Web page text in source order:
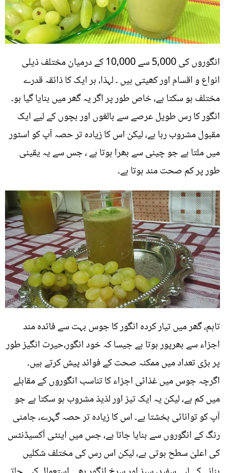
انگوروں کی 5,000 سے 10,000 کے درمیان مختلف ذیلی
انواع و اقسام اور کھیتی ہیں ۔ لہذا، ہر ایک کا ذائقہ قدرے
مختلف ہو سکتا ہے، خاص طور پر اگر یہ گھر میں بنایا گیا ہو۔
انگور کا رس طویل عرصے سے بالغوں اور بچوں کے لیے ایک
مقبول مشروب رہا ہے، لیکن اس کا زیادہ تر حصہ آپ کو اسٹور
میں ملتا ہے جو چینی سے بھرا ہوتا ہے ، جس سے یہ یقینی
طور پر کم صحت مند ہوتا ہے۔
تاہم، گھر میں تیار کردہ انگور کا جوس بہت سے فائدہ مند
اجزاء سے بھرپور ہوتا ہے جیسا کہ خود انگور،حیرت انگیز طور
پر بڑی تعداد میں ممکنہ صحت کے فوائد پیش کرتے ہیں۔
اگرچہ جوس میں غذائی اجزاء کا تناسب انگوروں کے مقابلے
میں کم ہے، لیکن یہ ایک تیز اور لذیذ مشروب ہو سکتا ہے جو
آپ کو توانائی بخشتا ہے۔ اس کا زیادہ تر حصہ گہرے، جامنی
رنگ کے انگوروں سے بنایا جاتا ہے، جس میں اینٹی آکسیڈنٹس
کی اعلیٰ سطح ہوتی ہے، لیکن اس رس کی مختلف شکلیں